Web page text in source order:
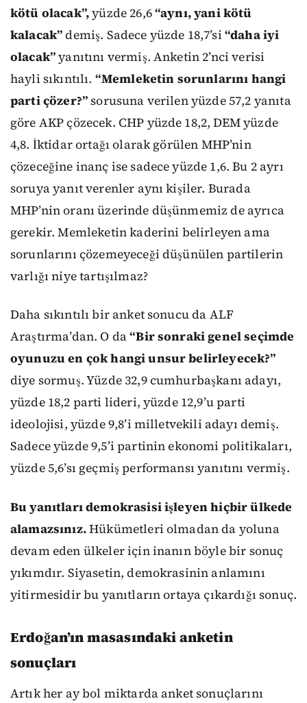
kötü olacak”,yüzde 26,6“aynı, yani kötü
kalacak”demiş. Sadece yüzde 18,7’si “daha iyi
olacak”yanıtını vermiş. Anketin 2’nci verisi
hayli sıkıntılı. “Memleketin sorunlarını hangi
parti çözer?”sorusuna verilen yüzde 57,2 yanıta
göre AKP çözecek. CHP yüzde 18,2, DEM yüzde
4,8. İktidar ortağı olarak görülen MHP’nin
çözeceğine inanç ise sadece yüzde 1,6. Bu 2 ayrı
soruya yanıt verenler aynı kişiler. Burada
MHP’nin oranı üzerinde düşünmemiz de ayrıca
gerekir. Memleketin kaderini belirleyen ama
sorunlarını çözemeyeceği düşünülen partilerin
varlığı niye tartışılmaz?
Daha sıkıntılı bir anket sonucu da ALF
Araştırma’dan. O da“Bir sonraki genel seçimde
oyunuzu en çok hangi unsur belirleyecek?”
diye sormuş. Yüzde 32,9 cumhurbaşkanı adayı,
yüzde 18,2 parti lideri, yüzde 12,9’u parti
ideolojisi, yüzde 9,8’i milletvekili adayı demiş.
Sadece yüzde 9,5’i partinin ekonomi politikaları,
yüzde 5,6’sı geçmiş performansı yanıtını vermiş.
Bu yanıtları demokrasisi işleyen hiçbir ülkede
alamazsınız.Hükümetleri olmadan da yoluna
devam eden ülkeler için inanın böyle bir sonuç
yıkımdır. Siyasetin, demokrasinin anlamını
yitirmesidir bu yanıtların ortaya çıkardığı sonuç.
Erdoğan’ın masasındaki anketin
sonuçları
Artık her ay bol miktarda anket sonuçlarını